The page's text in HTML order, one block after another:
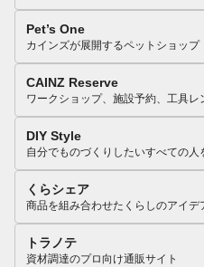
Pet’s One
カインズが展開するペットショップ
CAINZ Reserve
ワークショップ、施設予約、工具レ
DIY Style
自分でものづくりしたいすべての人
くらシェア
商品を組み合わせたくらしのアイデ
トラノテ
資材調達のプロ向け通販サイト